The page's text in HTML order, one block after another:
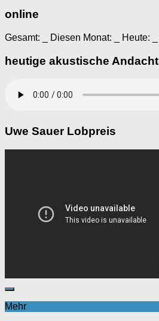
online
Gesamt: Diesen Monat: Heute:
heutige akustische Andacht
Uwe Sauer Lobpreis
Mehr